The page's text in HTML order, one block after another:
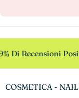
Di Recensioni
COSMETICA -